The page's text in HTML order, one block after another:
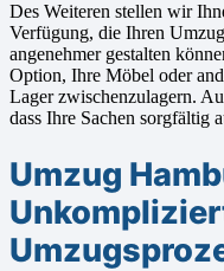
Des Weiteren stellen wir
Verfügung, die Ihren
angenehmer gestalten
Option, Ihre Möbel oder
Lager zwischenzulagern.
dass Ihre Sachen sorgfältig
Umzug